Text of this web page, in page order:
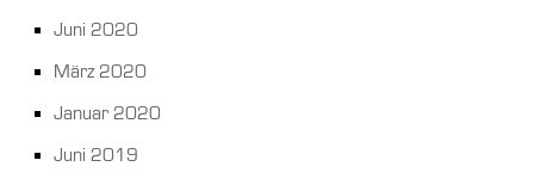
Juni 2020
März 2020
Januar 2020
Juni 2019